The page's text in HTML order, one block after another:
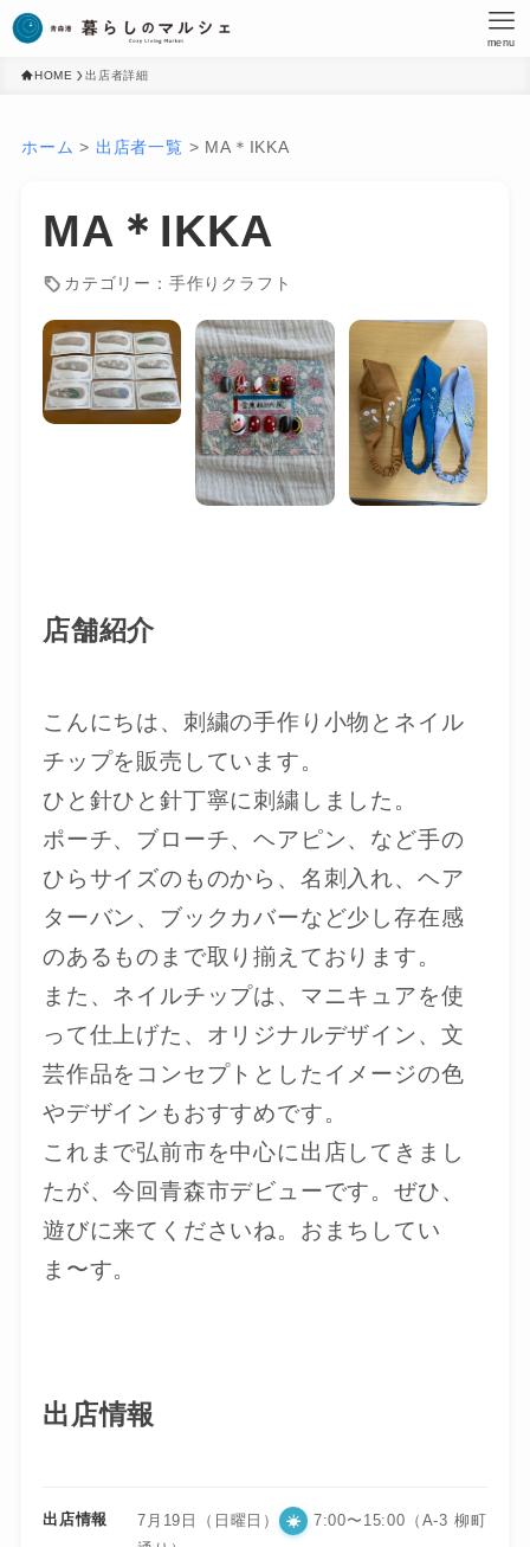
menu
HOME 出店者詳細
ホーム > 出店者一覧 > MA＊IKKA
MA＊IKKA
カテゴリー：手作りクラフト
店舗紹介
こんにちは、刺繍の手作り小物とネイル
チップを販売しています。
ひと針ひと針丁寧に刺繍しました。
ポーチ、ブローチ、ヘアピン、など手の
ひらサイズのものから、名刺入れ、ヘア
ターバン、ブックカバーなど少し存在感
のあるものまで取り揃えております。
また、ネイルチップは、マニキュアを使
って仕上げた、オリジナルデザイン、文
芸作品をコンセプトとしたイメージの色
やデザインもおすすめです。
これまで弘前市を中心に出店してきまし
たが、今回青森市デビューです。ぜひ、
遊びに来てくださいね。おまちしてい
ま〜す。
出店情報
出店情報 7月19日（日曜日）
7:00〜15:00（A-3 柳町